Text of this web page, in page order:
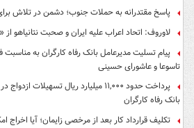
پاسخ مقتدرانه به حملات جنوب؛ دشمن در تلاش
لاوروف: اتحاد اعراب علیه ایران و صحبت نتانیاهو
پیام تسلیت مدیرعامل بانک رفاه کارگران به مناسبت
تاسوعا و عاشورای حسینی
پرداخت حدود ۱۱,۰۰۰ میلیارد ریال
بانک رفاه کارگران
تکلیف قرارداد کار بعد از مرخصی زایمان؛ آیا اخراج